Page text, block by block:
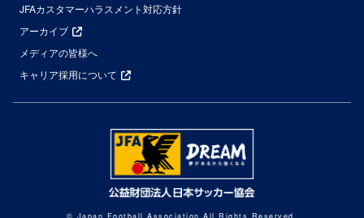
JFAカスタマーハラスメント対応方針
アーカイブ
メディアの皆様へ
キャリア採用について
© Japan Football Association All Rights Reserved.